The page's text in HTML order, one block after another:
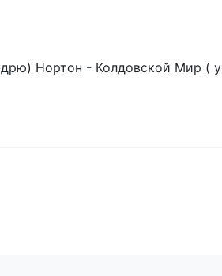
Нортон - Колдовской Мир ( у